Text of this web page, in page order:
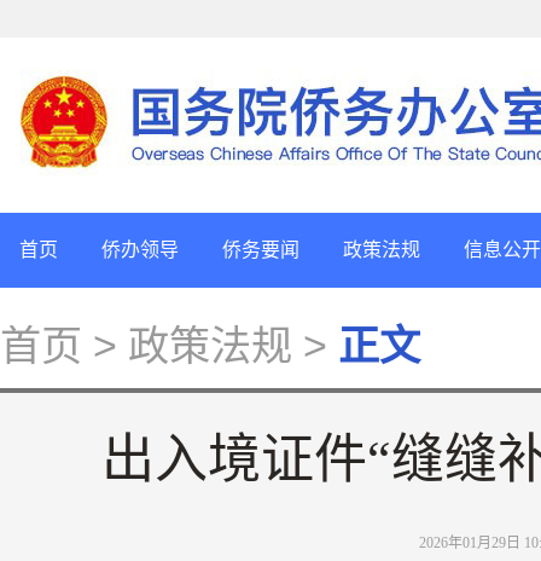
首页 侨办领导 侨务要闻 政策法规 信息公开
首页 > 政策法规 > 正文
出入境证件“缝缝
2026年01月29日